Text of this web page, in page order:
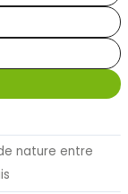
nature entre